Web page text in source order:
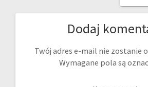
Dodaj
Twój adres e-mail nie zostanie
Wymagane pola są